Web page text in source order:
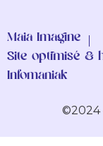
Maia Imagine
Site optimisé &
Infomaniak
©2024